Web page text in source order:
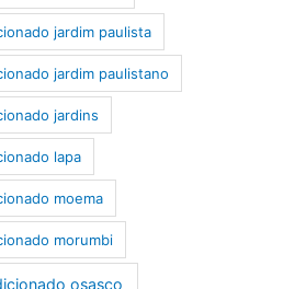
jardim paulista
jardim paulistano
jardins
lapa
moema
morumbi
osasco